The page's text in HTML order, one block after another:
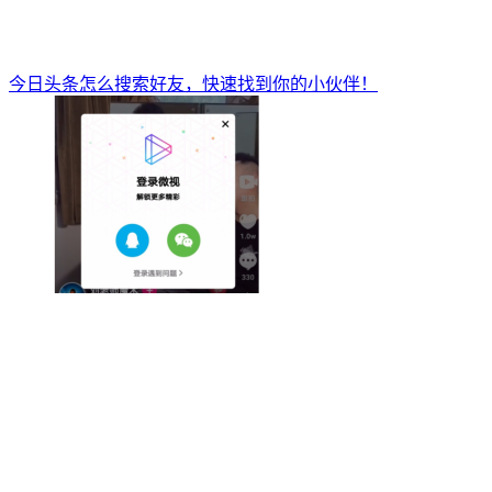
今日头条怎么搜索好友，快速找到你的小伙伴！